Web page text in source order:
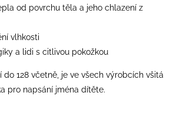
od povrchu těla a jeho chlazení z
vlhkosti
a lidi s citlivou pokožkou
128 včetně, je ve všech výrobcích všitá
pro napsání jména dítěte.